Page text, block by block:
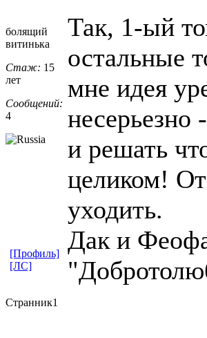
болящий
витинька
Стаж: 15
лет
Сообщений:
4
Так, 1-ый
остальные
мне идея
несерьезно
и решать
целиком! От
уходить.
Дак и
[Профиль]
[ЛС]
Странник1